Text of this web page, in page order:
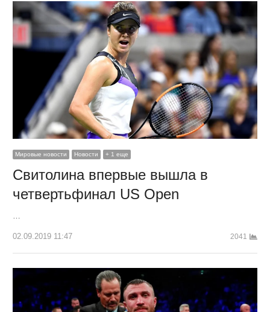
Мировые новости Новости + 1 еще
Свитолина впервые вышла в
четвертьфинал US Open
…
02.09.2019 11:47 2041